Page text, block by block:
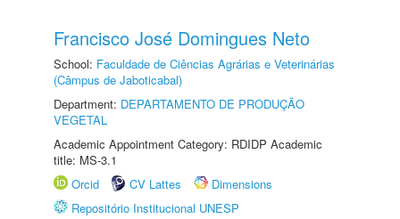
Francisco José Domingues Neto
School: Faculdade de Ciências Agrárias e Veterinárias
(Câmpus de Jaboticabal)
Department: DEPARTAMENTO DE PRODUÇÃO
VEGETAL
Academic Appointment Category: RDIDP Academic
title: MS-3.1
Orcid
CV Lattes
Dimensions
Repositório Institucional UNESP